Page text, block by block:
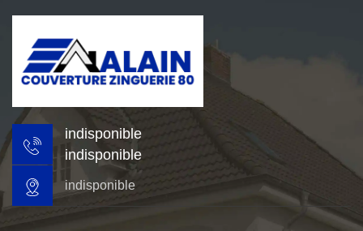
indisponible
indisponible
indisponible